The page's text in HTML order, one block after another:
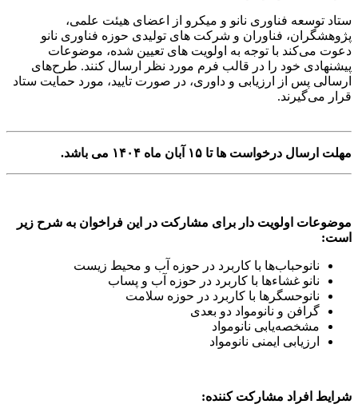
ستاد توسعه فناوری نانو و میکرو از اعضای هیئت علمی،
پژوهشگران، فناوران و شرکت های تولیدی حوزه فناوری نانو
دعوت می‌کند با توجه به اولویت های تعیین شده، موضوعات
پیشنهادی خود را در قالب فرم مورد نظر ارسال کنند. طرح‌های
ارسالی پس از ارزیابی و داوری، در صورت تایید، مورد حمایت ستاد
قرار می‌گیرند.
مهلت ارسال درخواست ها تا ۱۵ آبان ماه ۱۴۰۴ می باشد.
موضوعات اولویت دار برای مشارکت در این فراخوان به شرح زیر
است:
نانوحباب‌ها با کاربرد در حوزه آب و محیط زیست
نانو غشاءها با کاربرد در حوزه آب و پساب
نانوحسگرها با کاربرد در حوزه سلامت
گرافن و نانومواد دو بعدی
مشخصه‌یابی نانومواد
ارزیابی ایمنی نانومواد
شرایط افراد مشارکت کننده: